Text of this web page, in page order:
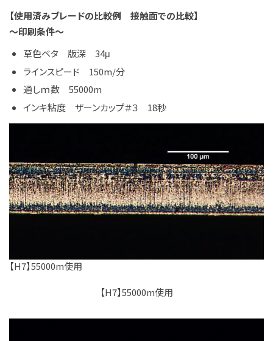
【使用済みブレードの比較例 接触面での比較】
～印刷条件～
草色ベタ 版深 34μ
ラインスピード 150m/分
通しｍ数 55000m
インキ粘度 ザーンカップ＃３ 18秒
【H7】55000m使用
【H7】55000m使用